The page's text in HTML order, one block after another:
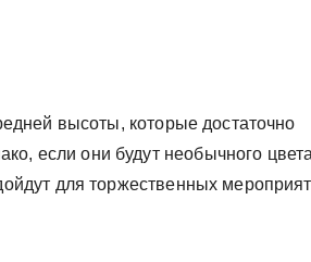
высоты, которые достаточно
если они будут необычного
для торжественных